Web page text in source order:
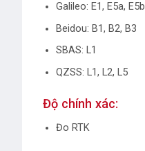
Galileo: E1, E5a, E5b
Beidou: B1, B2, B3
SBAS: L1
QZSS: L1, L2, L5
Độ chính xác:
Đo RTK